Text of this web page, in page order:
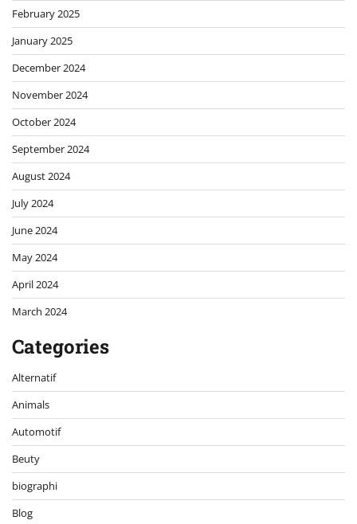
February 2025
January 2025
December 2024
November 2024
October 2024
September 2024
August 2024
July 2024
June 2024
May 2024
April 2024
March 2024
Categories
Alternatif
Animals
Automotif
Beuty
biographi
Blog